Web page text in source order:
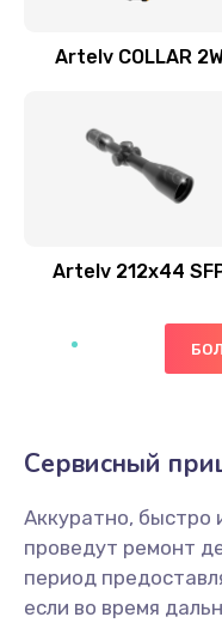
Artelv COLLAR
Artelv 212x44
Сервисный
Аккуратно, быстро
проведут ремонт
период
если во время